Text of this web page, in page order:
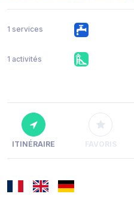
1 services
1 activités
ITINÉRAIRE FAVORIS